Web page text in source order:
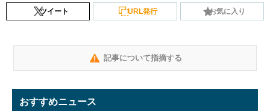
ツイート URL発行 お気に入り
記事について指摘する
おすすめニュース